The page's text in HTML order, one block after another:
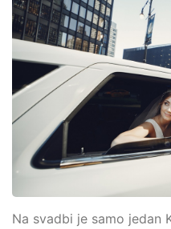
Na svadbi je samo jedan